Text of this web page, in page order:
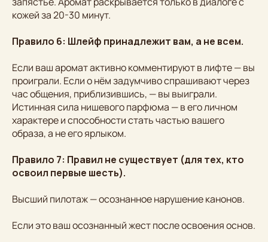
кожей за 20-30 минут.
Правило 6: Шлейф принадлежит вам, а не всем.
Если ваш аромат активно комментируют в лифте — вы
проиграли. Если о нём задумчиво спрашивают через
час общения, приблизившись, — вы выиграли.
Истинная сила нишевого парфюма — в его личном
характере и способности стать частью вашего
образа, а не его ярлыком.
Правило 7: Правил не существует (для тех, кто
освоил первые шесть).
Высший пилотаж — осознанное нарушение канонов.
Если это ваш осознанный жест после освоения основ.